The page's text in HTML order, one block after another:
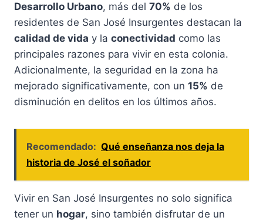
Desarrollo Urbano, más del 70% de los
residentes de San José Insurgentes destacan la
calidad de vida y la conectividad como las
principales razones para vivir en esta colonia.
Adicionalmente, la seguridad en la zona ha
mejorado significativamente, con un 15% de
disminución en delitos en los últimos años.
Recomendado: Qué enseñanza nos deja la
historia de José el soñador
Vivir en San José Insurgentes no solo significa
tener un hogar, sino también disfrutar de un